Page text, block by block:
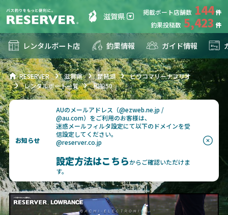
滋賀県 掲載ボート店舗数 144
釣果投稿数 5,423
レンタルボート店 釣果情報 ガイド情報
RESERVER 滋賀県 琵琶湖
ビワコマリーナフリオ
レンタルボート一覧
和船50
お知らせ
AUのメールアドレス（@ezweb.ne.jp /
@au.com）をご利用のお客様は、
迷惑メールフィルタ設定にて以下のドメインを受
信設定してください。
@reserver.co.jp
設定方法はこちらからご確認いただけま
す。